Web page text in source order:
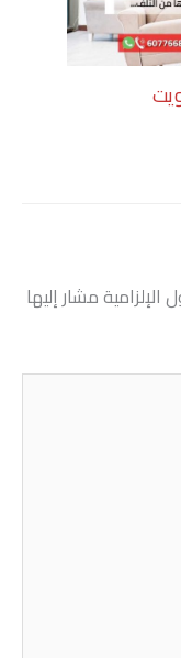
الإلزامية مشار إليها